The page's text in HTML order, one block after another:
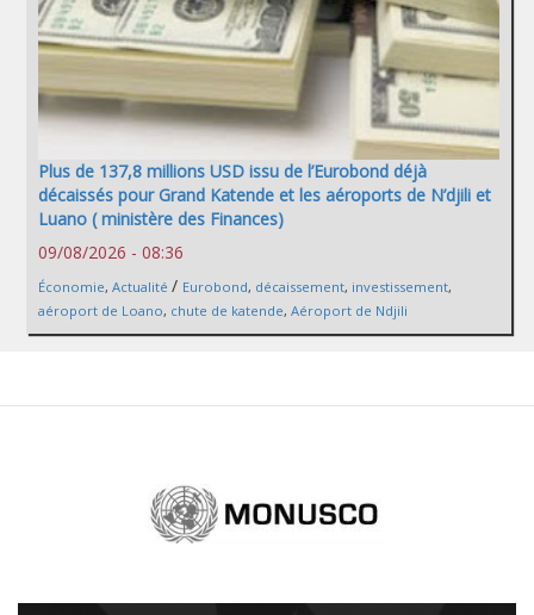
Plus de 137,8 millions USD issu de l’Eurobond déjà
décaissés pour Grand Katende et les aéroports de N’djili et
Luano ( ministère des Finances)
09/08/2026 - 08:36
Économie, Actualité / Eurobond, décaissement, investissement,
aéroport de Loano, chute de katende, Aéroport de Ndjili